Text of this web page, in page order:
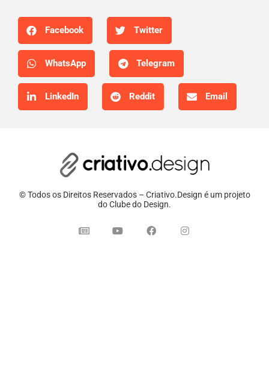
Facebook Twitter
WhatsApp Telegram
LinkedIn Reddit Email
© Todos os Direitos Reservados – Criativo.Design é um projeto
do Clube do Design.